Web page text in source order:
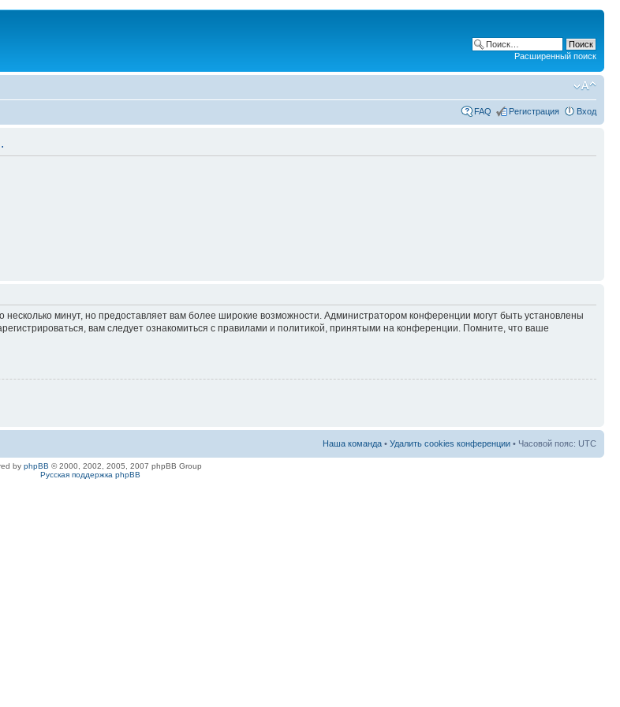
Расширенный поиск
FAQ Регистрация Вход
минут, но предоставляет вам более широкие возможности. Администратором конференции могут быть установлены
вам следует ознакомиться с правилами и политикой, принятыми на конференции. Помните, что ваше
Наша команда • Удалить cookies конференции • Часовой пояс: UTC
by phpBB © 2000, 2002, 2005, 2007 phpBB Group
Русская поддержка phpBB